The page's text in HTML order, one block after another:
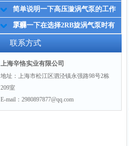
简单说明一下高压漩涡气泵的工作
原理
了解一下在选择2RB旋涡气泵时有
哪些注意事项吧
联系方式
上海辛恪实业有限公司
地址：上海市松江区泗泾镇永强路98号2栋
209室
E-mail：2980897877@qq.com